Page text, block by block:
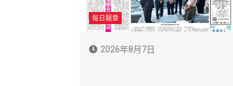
每日報章
2026年8月7日